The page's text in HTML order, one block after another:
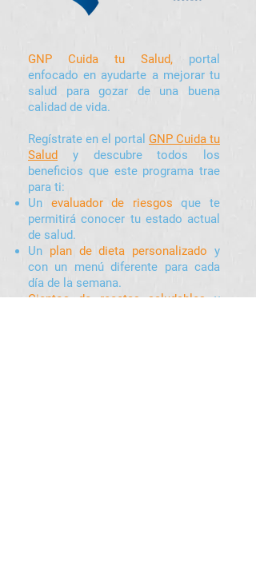
GNP Cuida tu Salud, portal
enfocado en ayudarte a mejorar tu
salud para gozar de una buena
calidad de vida.
Regístrate en el portal GNP Cuida tu
Salud
y descubre todos los
beneficios que este programa trae
para ti:
Un evaluador de riesgos que te
permitirá conocer tu estado actual
de salud.
Un plan de dieta personalizado y
con un menú diferente para cada
día de la semana.
Cientos de recetas saludablesy